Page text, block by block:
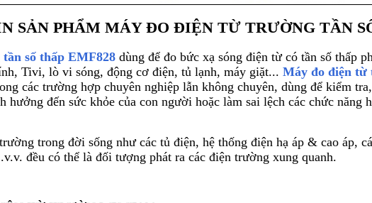
SẢN PHẨM MÁY ĐO ĐIỆN TỪ TRƯỜNG TẦN
tần số thấp EMF828 dùng để đo bức xạ sóng điện từ có tần số thấp ph
Tivi, lò vi sóng, động cơ điện, tủ lạnh, máy giặt... Máy đo điện từ
các trường hợp chuyên nghiệp lẫn không chuyên, dùng để kiểm
hưởng đến sức khỏe của con người hoặc làm sai lệch các chức năng
trong đời sống như các tủ điện, hệ thống điện hạ áp & cao áp,
đều có thể là đối tượng phát ra các điện trường xung quanh.